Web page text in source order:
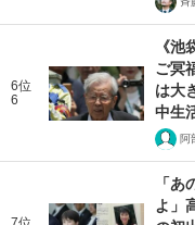
6位
6
《
ご冥
は大
中生
阿
「
よ」